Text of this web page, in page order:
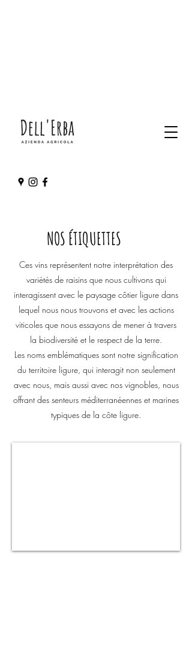
NOS ÉTIQUETTES
Ces vins représentent notre interprétation des
variétés de raisins que nous cultivons qui
interagissent avec le paysage côtier ligure dans
lequel nous nous trouvons et avec les actions
viticoles que nous essayons de mener à travers
la biodiversité et le respect de la terre.
Les noms emblématiques sont notre signification
du territoire ligure, qui interagit non seulement
avec nous, mais aussi avec nos vignobles, nous
offrant des senteurs méditerranéennes et marines
typiques de la côte ligure.